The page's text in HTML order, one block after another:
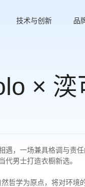
技术与创新 品
×
遇，一场兼具格调与责
代男士打造衣橱新选。
哲学为原点，将对环